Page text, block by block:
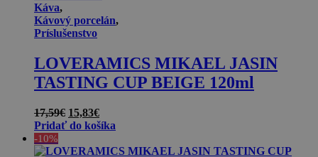
Káva,
Kávový porcelán,
Príslušenstvo
LOVERAMICS MIKAEL JASIN
TASTING CUP BEIGE 120ml
17,59€ Pôvodná
cena
17,59€.
15,83€Aktuálna
cena
15,83€.
Pridať do košíka
-10%